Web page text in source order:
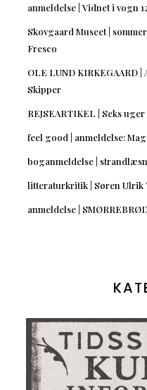
anmeldelse | Vidnet i vogn
Skovgaard Museet |
Fresco
OLE LUND KIRKEGAARD
Skipper
REJSEARTIKEL | Seks
feel good | anmeldelse:
boganmeldelse |
litteraturkritik | Søren Ulrik
anmeldelse |